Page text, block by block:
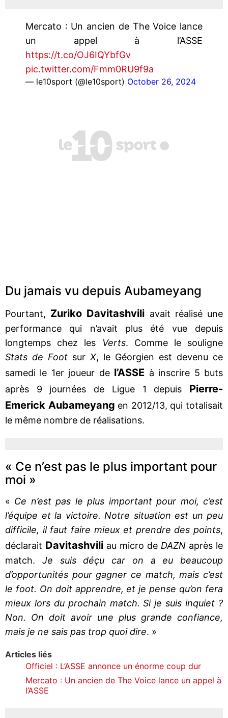
Mercato : Un ancien de The Voice lance
un appel à l’ASSE
https://t.co/OJ6IQYbfGv
pic.twitter.com/Fmm0RU9f9a
— le10sport (@le10sport) October 26, 2024
Du jamais vu depuis Aubameyang
Pourtant, Zuriko Davitashvili avait réalisé une
performance qui n’avait plus été vue depuis
longtemps chez les
Verts. Comme le souligne
Stats de Foot sur X, le Géorgien est devenu ce
samedi le 1er joueur de l’ASSE à inscrire 5 buts
après 9 journées de Ligue 1 depuis Pierre-
Emerick Aubameyang en 2012/13, qui totalisait
le même nombre de réalisations.
« Ce n’est pas le plus important pour
moi »
« Ce n’est pas le plus important pour moi, c’est
l’équipe et la victoire. Notre situation est un peu
difficile, il faut faire mieux et prendre des points,
déclarait Davitashvili au micro de DAZN après le
match. Je suis déçu car on a eu beaucoup
d’opportunités pour gagner ce match, mais c’est
le foot. On doit apprendre, et je pense qu’on fera
mieux lors du prochain match. Si je suis inquiet ?
Non. On doit avoir une plus grande confiance,
mais je ne sais pas trop quoi dire. »
Articles liés
Officiel : L’ASSE annonce un énorme coup dur
Mercato : Un ancien de The Voice lance un appel à
l’ASSE